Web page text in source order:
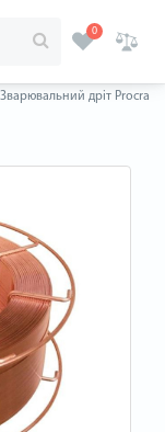
0
Зварювальний дріт Procraft